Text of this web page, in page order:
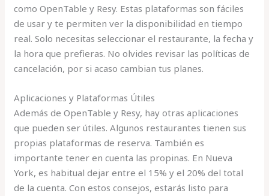
como OpenTable y Resy. Estas plataformas son fáciles
de usar y te permiten ver la disponibilidad en tiempo
real. Solo necesitas seleccionar el restaurante, la fecha y
la hora que prefieras. No olvides revisar las políticas de
cancelación, por si acaso cambian tus planes.
Aplicaciones y Plataformas Útiles
Además de OpenTable y Resy, hay otras aplicaciones
que pueden ser útiles. Algunos restaurantes tienen sus
propias plataformas de reserva. También es
importante tener en cuenta las propinas. En Nueva
York, es habitual dejar entre el 15% y el 20% del total
de la cuenta. Con estos consejos, estarás listo para